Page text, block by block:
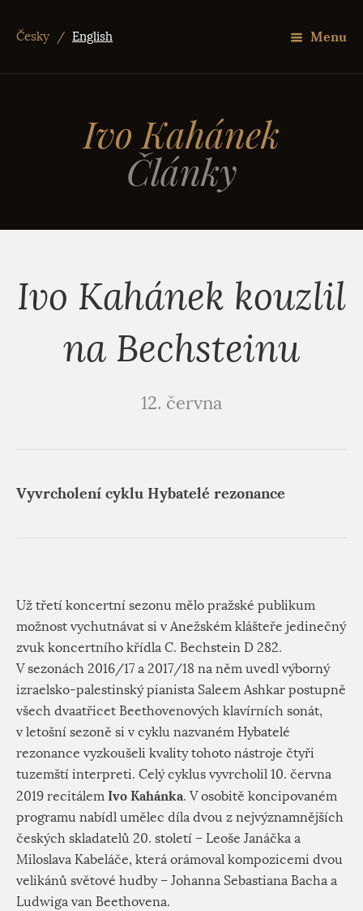
Menu
Česky / English
Ivo Kahánek
Články
Ivo Kahánek kouzlil
na Bechsteinu
12. června
Vyvrcholení cyklu Hybatelé rezonance
Už třetí koncertní sezonu mělo pražské publikum
možnost vychutnávat si v Anežském klášteře jedinečný
zvuk koncertního křídla C. Bechstein D 282.
V sezonách 2016/17 a 2017/18 na něm uvedl výborný
izraelsko-palestinský pianista Saleem Ashkar postupně
všech dvaatřicet Beethovenových klavírních sonát,
v letošní sezoně si v cyklu nazvaném Hybatelé
rezonance vyzkoušeli kvality tohoto nástroje čtyři
tuzemští interpreti. Celý cyklus vyvrcholil 10. června
2019 recitálem Ivo Kahánka. V osobitě koncipovaném
programu nabídl umělec díla dvou z nejvýznamnějších
českých skladatelů 20. století – Leoše Janáčka a
Miloslava Kabeláče, která orámoval kompozicemi dvou
velikánů světové hudby – Johanna Sebastiana Bacha a
Ludwiga van Beethovena.